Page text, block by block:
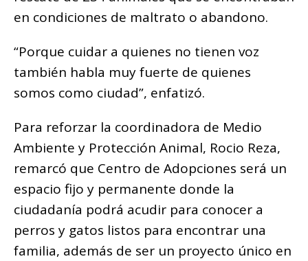
en condiciones de maltrato o abandono.
“Porque cuidar a quienes no tienen voz
también habla muy fuerte de quienes
somos como ciudad”, enfatizó.
Para reforzar la coordinadora de Medio
Ambiente y Protección Animal, Rocio Reza,
remarcó que Centro de Adopciones será un
espacio fijo y permanente donde la
ciudadanía podrá acudir para conocer a
perros y gatos listos para encontrar una
familia, además de ser un proyecto único en